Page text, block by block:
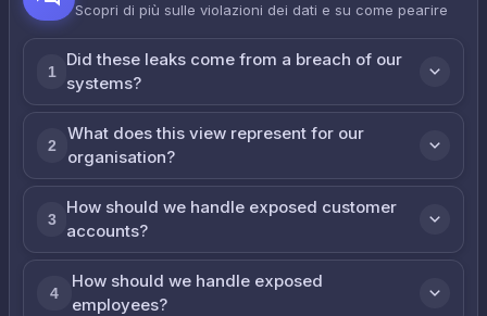
Scopri di più sulle violazioni dei dati e su come реагire
1
Did these leaks come from a breach of our
systems?
2
What does this view represent for our
organisation?
3
How should we handle exposed customer
accounts?
4
How should we handle exposed
employees?